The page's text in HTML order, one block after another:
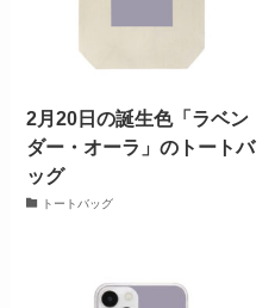
2月20日の誕生色「ラベン
ダー・オーラ」のトートバ
ッグ
トートバッグ